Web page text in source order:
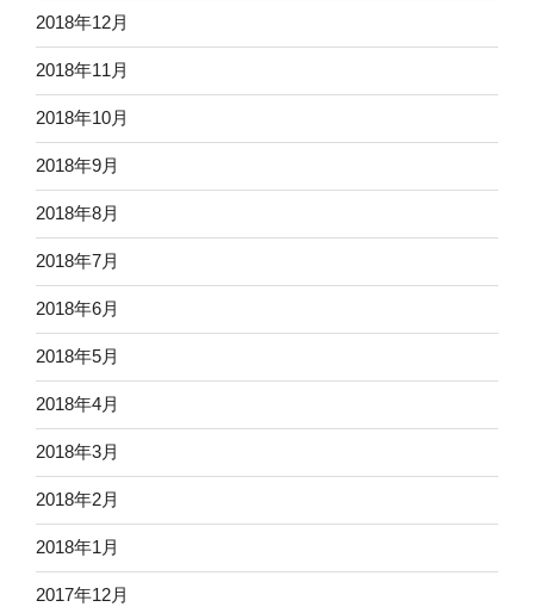
2018年12月
2018年11月
2018年10月
2018年9月
2018年8月
2018年7月
2018年6月
2018年5月
2018年4月
2018年3月
2018年2月
2018年1月
2017年12月